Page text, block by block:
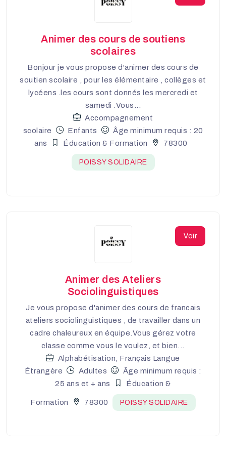
Animer des cours de soutiens
scolaires
Bonjour je vous propose d'animer des cours de
soutien scolaire , pour les élémentaire , collèges et
lycéens .les cours sont donnés les mercredi et
samedi .Vous...
Accompagnement
scolaire
Enfants
Âge minimum requis : 20
ans
Éducation & Formation 78300
POISSY SOLIDAIRE
Voir
Animer des Ateliers
Sociolinguistiques
Je vous propose d'animer des cours de francais
ateliers sociolinguistiques , de travailler dans un
cadre chaleureux en équipe.Vous gérez votre
classe comme vous le voulez, et bien...
Alphabétisation, Français Langue
Étrangère
Adultes
Âge minimum requis :
25 ans et + ans
Éducation &
Formation 78300 POISSY SOLIDAIRE